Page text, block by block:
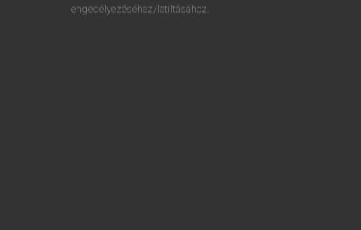
engedélyezéséhez/letiltásához.